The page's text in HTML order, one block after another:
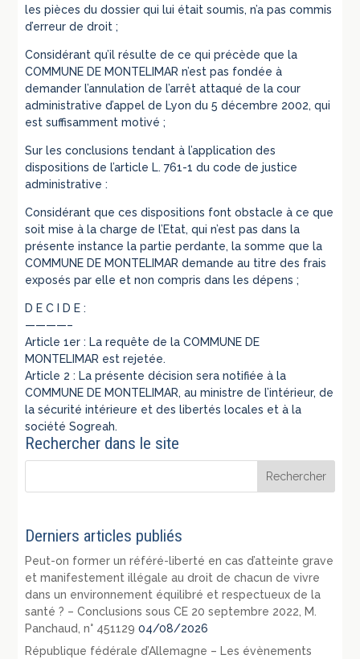
les pièces du dossier qui lui était soumis, n’a pas commis
d’erreur de droit ;
Considérant qu’il résulte de ce qui précède que la
COMMUNE DE MONTELIMAR n’est pas fondée à
demander l’annulation de l’arrêt attaqué de la cour
administrative d’appel de Lyon du 5 décembre 2002, qui
est suffisamment motivé ;
Sur les conclusions tendant à l’application des
dispositions de l’article L. 761-1 du code de justice
administrative :
Considérant que ces dispositions font obstacle à ce que
soit mise à la charge de l’Etat, qui n’est pas dans la
présente instance la partie perdante, la somme que la
COMMUNE DE MONTELIMAR demande au titre des frais
exposés par elle et non compris dans les dépens ;
D E C I D E :
————–
Article 1er : La requête de la COMMUNE DE
MONTELIMAR est rejetée.
Article 2 : La présente décision sera notifiée à la
COMMUNE DE MONTELIMAR, au ministre de l’intérieur, de
la sécurité intérieure et des libertés locales et à la
société Sogreah.
Rechercher dans le site
Derniers articles publiés
Peut-on former un référé-liberté en cas d’atteinte grave
et manifestement illégale au droit de chacun de vivre
dans un environnement équilibré et respectueux de la
santé ? – Conclusions sous CE 20 septembre 2022, M.
Panchaud, n° 451129 04/08/2026
République fédérale d’Allemagne – Les évènements